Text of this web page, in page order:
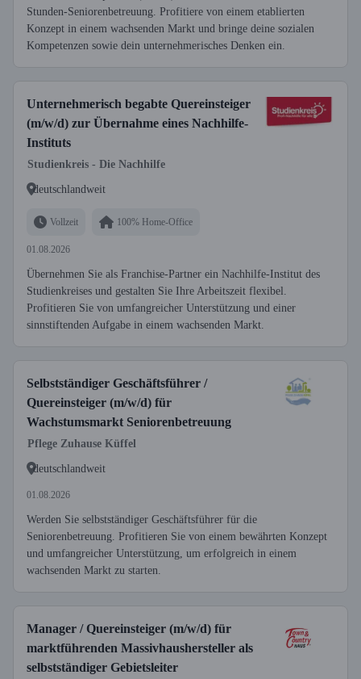
Stunden-Seniorenbetreuung. Profitiere von einem etablierten
Konzept in einem wachsenden Markt und bringe deine sozialen
Kompetenzen sowie dein unternehmerisches Denken ein.
Unternehmerisch begabte Quereinsteiger
(m/w/d) zur Übernahme eines Nachhilfe-
Instituts
Studienkreis - Die Nachhilfe
deutschlandweit
Vollzeit 100% Home-Office
01.08.2026
Übernehmen Sie als Franchise-Partner ein Nachhilfe-Institut des
Studienkreises und gestalten Sie Ihre Arbeitszeit flexibel.
Profitieren Sie von umfangreicher Unterstützung und einer
sinnstiftenden Aufgabe in einem wachsenden Markt.
Selbstständiger Geschäftsführer /
Quereinsteiger (m/w/d) für
Wachstumsmarkt Seniorenbetreuung
Pflege Zuhause Küffel
deutschlandweit
01.08.2026
Werden Sie selbstständiger Geschäftsführer für die
Seniorenbetreuung. Profitieren Sie von einem bewährten Konzept
und umfangreicher Unterstützung, um erfolgreich in einem
wachsenden Markt zu starten.
Manager / Quereinsteiger (m/w/d) für
marktführenden Massivhaushersteller als
selbstständiger Gebietsleiter